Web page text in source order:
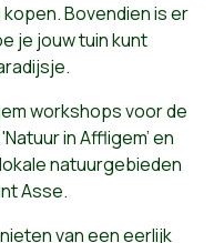
Bovendien is er
je jouw tuin kunt
workshops voor de
in Affligem' en
natuurgebieden
Asse.
van een eerlijk